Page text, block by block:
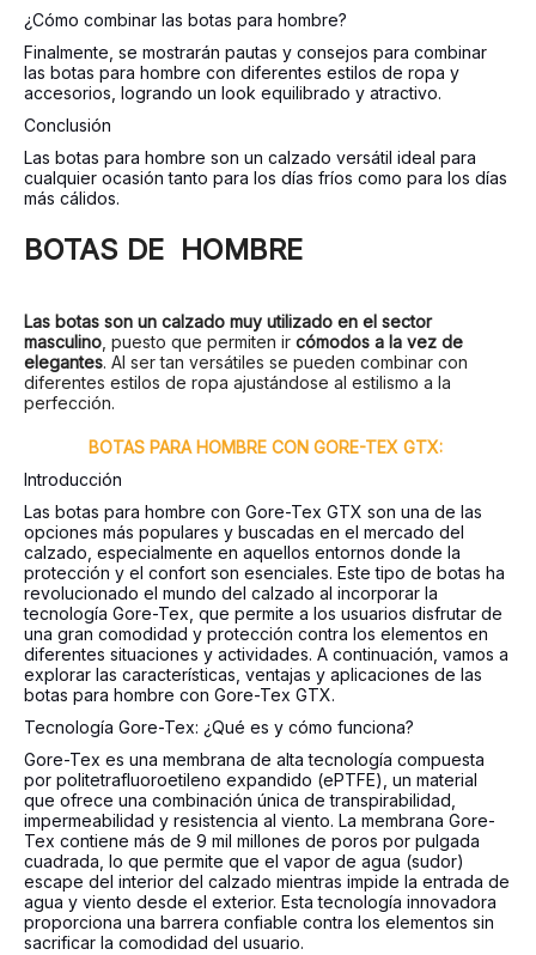
¿Cómo combinar las botas para hombre?
Finalmente, se mostrarán pautas y consejos para combinar
las botas para hombre con diferentes estilos de ropa y
accesorios, logrando un look equilibrado y atractivo.
Conclusión
Las botas para hombre son un calzado versátil ideal para
cualquier ocasión tanto para los días fríos como para los días
más cálidos.
BOTAS DE HOMBRE
Las botas son un calzado muy utilizado en el sector
masculino, puesto que permiten ir cómodos a la vez de
elegantes. Al ser tan versátiles se pueden combinar con
diferentes estilos de ropa ajustándose al estilismo a la
perfección.
BOTAS PARA HOMBRE CON GORE-TEX GTX:
Introducción
Las botas para hombre con Gore-Tex GTX son una de las
opciones más populares y buscadas en el mercado del
calzado, especialmente en aquellos entornos donde la
protección y el confort son esenciales. Este tipo de botas ha
revolucionado el mundo del calzado al incorporar la
tecnología Gore-Tex, que permite a los usuarios disfrutar de
una gran comodidad y protección contra los elementos en
diferentes situaciones y actividades. A continuación, vamos a
explorar las características, ventajas y aplicaciones de las
botas para hombre con Gore-Tex GTX.
Tecnología Gore-Tex: ¿Qué es y cómo funciona?
Gore-Tex es una membrana de alta tecnología compuesta
por politetrafluoroetileno expandido (ePTFE), un material
que ofrece una combinación única de transpirabilidad,
impermeabilidad y resistencia al viento. La membrana Gore-
Tex contiene más de 9 mil millones de poros por pulgada
cuadrada, lo que permite que el vapor de agua (sudor)
escape del interior del calzado mientras impide la entrada de
agua y viento desde el exterior. Esta tecnología innovadora
proporciona una barrera confiable contra los elementos sin
sacrificar la comodidad del usuario.